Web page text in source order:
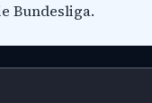
Bundesliga.